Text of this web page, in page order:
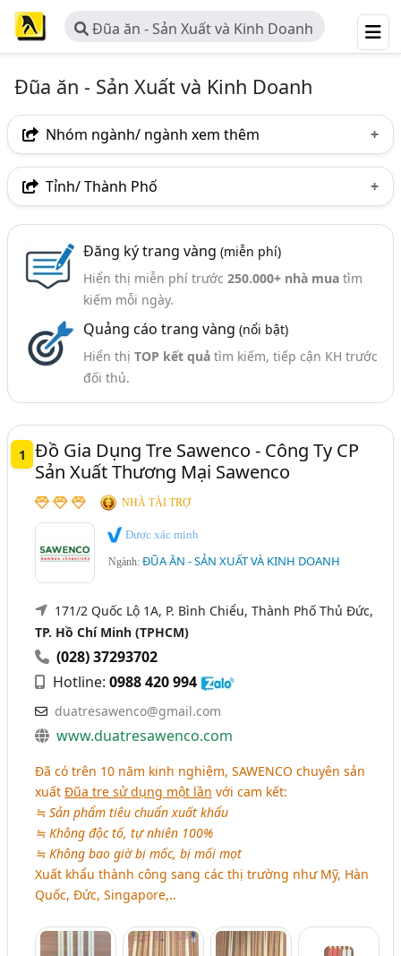
Đũa ăn - Sản Xuất và Kinh Doanh
Đũa ăn - Sản Xuất và Kinh Doanh
Nhóm ngành/ ngành xem thêm
Ngành nghề
Ngành xem thêm
Thiết Bị Bếp Nhà Hàng, Khách Sạn, Quầy Bar - Nhập
Khẩu Và Phân Phối (400)
Đồ Gia Dụng - Sản Xuất Và Bán Buôn (301)
Thiết Bị Nhà Bếp Gia Đình (Nồi Cơm, Máy Hút Mùi, Máy
Đồ Gia Dụng Nhà Bếp - Sản Xuất Và Kinh Doanh (148)
Tỉnh/ Thành Phố
Bình Dương
Tp. Đà Nẵng
Hưng Yên
Bến Tre
Đăng ký trang vàng (miễn phí)
Hiển thị miễn phí trước 250.000+ nhà muatìm
kiếm mỗi ngày.
Quảng cáo trang vàng (nổi bật)
Hiển thị TOP kết quảtìm kiếm, tiếp cận KH trước
đối thủ.
1
Đồ Gia Dụng Tre Sawenco - Công Ty CP
Sản Xuất Thương Mại Sawenco
NHÀ TÀI TRỢ
Được xác minh
Ngành:ĐŨA ĂN - SẢN XUẤT VÀ KINH DOANH
171/2 Quốc Lộ 1A, P. Bình Chiểu, Thành Phố Thủ Đức,
TP. Hồ Chí Minh (TPHCM)
(028) 37293702
Hotline:0988 420 994
duatresawenco@gmail.com
www.duatresawenco.com
Đã có trên 10 năm kinh nghiệm, SAWENCO chuyên sản
xuấtĐũa tre sử dụng một lần với cam kết:
≒ Sản phẩm tiêu chuẩn xuất khẩu
≒ Không độc tố, tự nhiên 100%
≒ Không bao giờ bị mốc, bị mối mọt
Xuất khẩu thành công sang các thị trường như Mỹ, Hàn
Quốc, Đức, Singapore,..